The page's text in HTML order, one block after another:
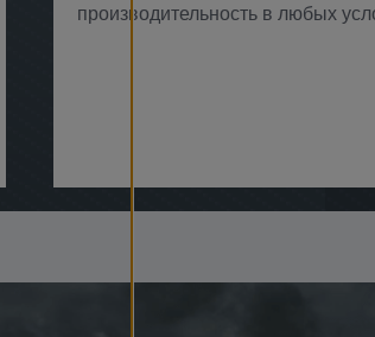
производительность в любых